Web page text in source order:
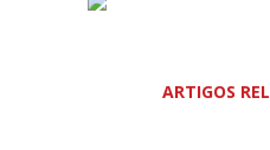
ARTIGOS